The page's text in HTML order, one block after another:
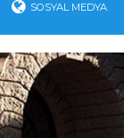
SOSYAL MEDYA